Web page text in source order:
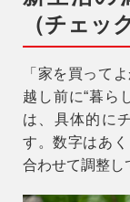
（チェッ
「家を買って
越し前に“暮ら
は、具体的に
す。数字はあ
合わせて調整し